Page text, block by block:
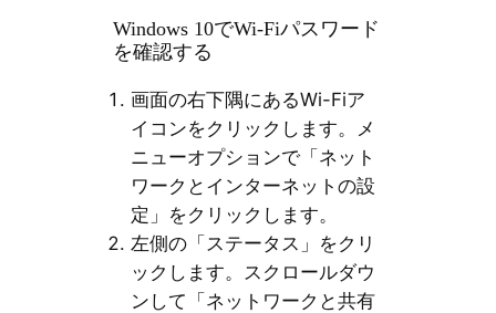
Windows 10でWi-Fiパスワード
を確認する
画面の右下隅にあるWi-Fiア
イコンをクリックします。メ
ニューオプションで「ネット
ワークとインターネットの設
定」をクリックします。
左側の「ステータス」をクリ
ックします。スクロールダウ
ンして「ネットワークと共有